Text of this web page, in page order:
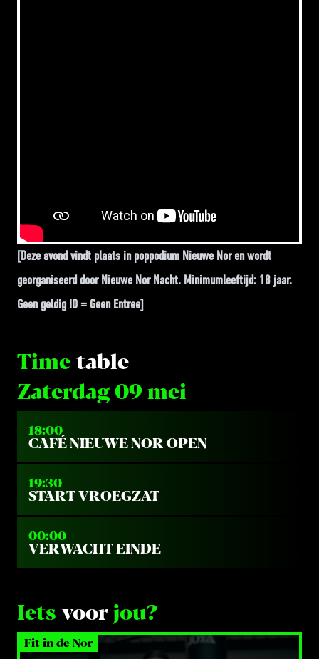
[Deze avond vindt plaats in poppodium Nieuwe Nor en wordt
georganiseerd door Nieuwe Nor Nacht. Minimumleeftijd: 18 jaar.
Geen geldig ID = Geen Entree]
Time table
Zaterdag 09 mei
18:00
CAFÉ NIEUWE NOR OPEN
19:30
START VROEGZAT
00:00
VERWACHT EINDE
Iets voor jou?
Fit in de Nor